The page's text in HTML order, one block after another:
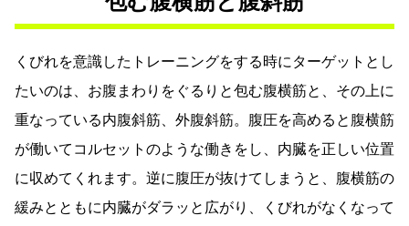
くびれを意識したトレーニングをする時にターゲットとし
たいのは、お腹まわりをぐるりと包む腹横筋と、その上に
重なっている内腹斜筋、外腹斜筋。腹圧を高めると腹横筋
が働いてコルセットのような働きをし、内臓を正しい位置
に収めてくれます。逆に腹圧が抜けてしまうと、腹横筋の
緩みとともに内臓がダラッと広がり、くびれがなくなって